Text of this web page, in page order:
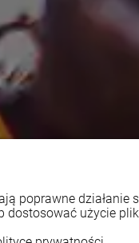
poprawne
użycie